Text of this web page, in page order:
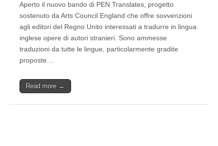
Aperto il nuovo bando di PEN Translates, progetto
sostenuto da Arts Council England che offre sovvenzioni
agli editori del Regno Unito interessati a tradurre in lingua
inglese opere di autori stranieri. Sono ammesse
traduzioni da tutte le lingue, particolarmente gradite
proposte…
Read more →